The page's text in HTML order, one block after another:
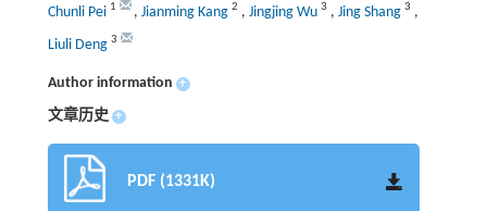
Chunli Pei 1 , Jianming Kang 2 , Jingjing Wu 3 , Jing Shang 3 ,
Liuli Deng 3
Author information +
文章历史 +
PDF (1331K)